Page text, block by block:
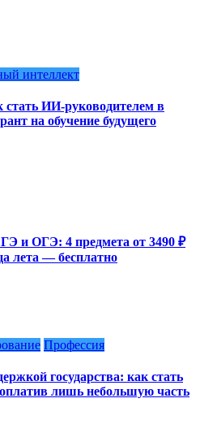
интеллект
стать ИИ-руководителем в
на обучение будущего
и ОГЭ: 4 предмета от 3490 ₽
лета — бесплатно
Профессия
государства: как стать
лишь небольшую часть